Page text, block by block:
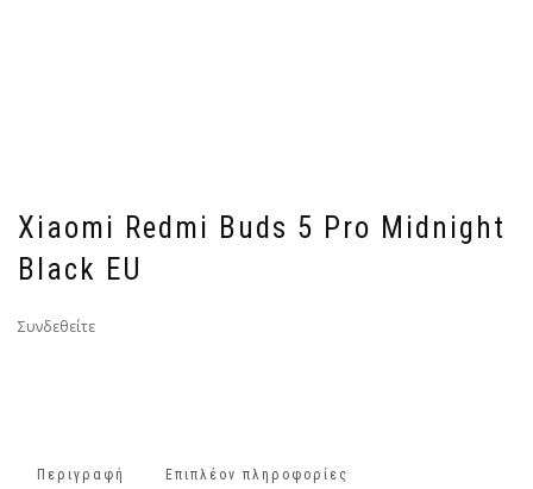
Xiaomi Redmi Buds 5 Pro Midnight
Black EU
Συνδεθείτε
Περιγραφή Επιπλέον πληροφορίες